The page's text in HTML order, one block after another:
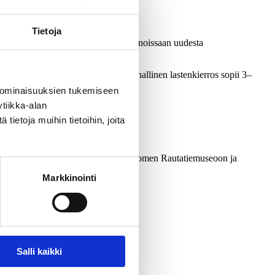
Tietoja
tukemiseen
alan
tietoja muihin tietoihin, joita
Markkinointi
Salli kaikki
asemalla. Otso-herra on innoissaan uudesta
kahvilaleikkiä. Toiminnallinen lastenkierros sopii 3–
aikana tutustutaan Suomen Rautatiemuseoon ja